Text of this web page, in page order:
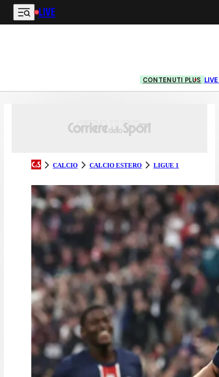
Vai al contenuto principale
LIVE
CONTENUTI PLUS
CALCIO CALCIO ESTERO LIGUE 1